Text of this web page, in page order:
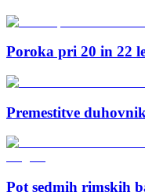
Poroka pri 20 in 22
Premestitve
Pot sedmih rimskih